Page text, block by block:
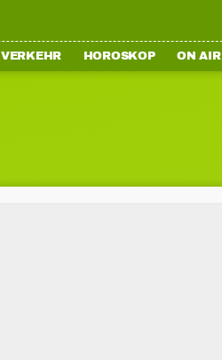
VERKEHR HOROSKOP ON AIR